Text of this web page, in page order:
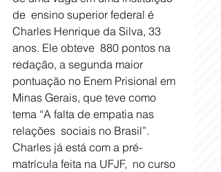
de  ensino superior federal é
Charles Henrique da Silva, 33
anos. Ele obteve  880 pontos na
redação, a segunda maior
pontuação no Enem Prisional em
Minas Gerais, que teve como
tema “A falta de empatia nas
relações  sociais no Brasil”.
Charles já está com a pré-
matrícula feita na UFJF,  no curso